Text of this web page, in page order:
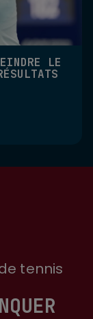
LE
tennis